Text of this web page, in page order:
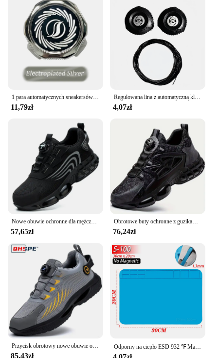
1 para automatycznych sneakersów drut metalowy obrotowe klamry sznurowadła buty bez sznurówek sznurówki dla dzieci/dorosłych buty sportowe sznurki
11,79zł
Regulowana lina z automatyczną klamrą uniwersalna dorośli dzieci szybkie rozciąganie blokada leniwe sznurowadła tenisówki sznurowadła akcesoria obuwnicze
4,07zł
Nowe obuwie ochronne dla mężczyzn z przyciskiem obrotowym, obuwie robocze odporne na uderzenia i przebicie, modne męskie buty sportowe i profesjonalne obuwie ochronne
57,65zł
Obrotowe buty ochronne z guzikami Mężczyźni Stalowe buty robocze z poduszką powietrzną Mężczyzna Odporne na przebicie Buty ochronne do pracy
76,24zł
Przycisk obrotowy nowe obuwie ochronne męskie Anti-smash antyprzebiciowe obuwie robocze modne męskie buty sportowe bezpieczeństwo buty ochronne męskie
85,43zł
Odporny na ciepło ESD 932 ℉ Mata lutownicza Narzędzia do pracy Zestaw do naprawy telefonu komputerowego Podkładka naprawcza do pracy Żaroodporna platforma konserwacyjna